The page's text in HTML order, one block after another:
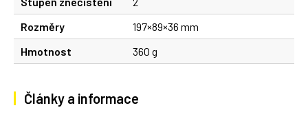
Rozměry
197×89×36 mm
Hmotnost
360 g
Články a informace